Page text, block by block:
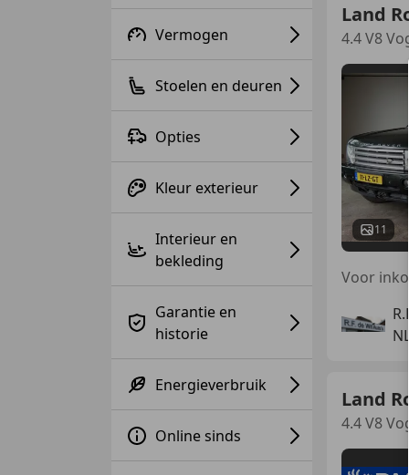
Vermogen
Stoelen en deuren
Opties
Kleur exterieur
Interieur en
bekleding
Garantie en
historie
Energieverbruik
Online sinds
Land
4.4 V8
11
Voor
Land
4.4 V8